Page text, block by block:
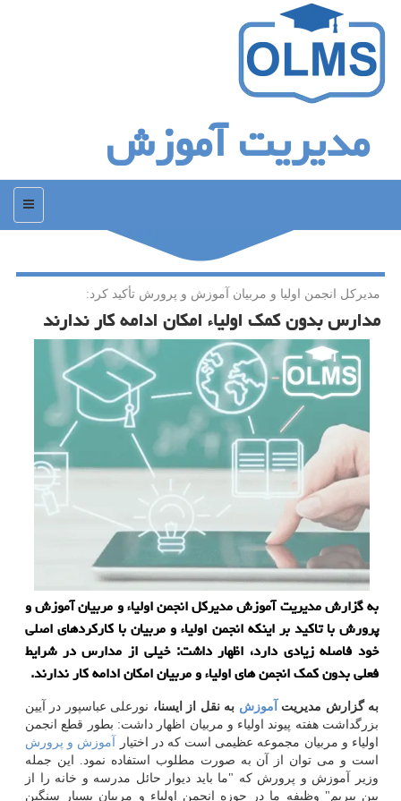
مدیریت آموزش
منو
مدیركل انجمن اولیا و مربیان آموزش و پرورش تأكید كرد:
مدارس بدون كمك اولیاء امكان ادامه كار ندارند
به گزارش مدیریت آموزش مدیركل انجمن اولیاء و مربیان آموزش و
پرورش با تاكید بر اینكه انجمن اولیاء و مربیان با كاركردهای اصلی
خود فاصله زیادی دارد، اظهار داشت: خیلی از مدارس در شرایط
فعلی بدون كمك انجمن های اولیاء و مربیان امكان ادامه كار ندارند.
به گزارش مدیریت آموزش به نقل از ایسنا، نورعلی عباسپور در آیین
بزرگداشت هفته پیوند اولیاء و مربیان اظهار داشت: بطور قطع انجمن
اولیاء و مربیان مجموعه عظیمی است كه در اختیار
آموزش و پرورش
است و می توان از آن به صورت مطلوب استفاده نمود. این جمله
وزیر آموزش و پرورش كه "ما باید دیوار حائل مدرسه و خانه را از
بین ببریم" وظیفه ما در حوزه انجمن اولیاء و مربیان بسیار سنگین